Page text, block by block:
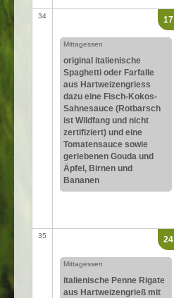
34 17
Mittagessen
original italienische
Spaghetti oder Farfalle
aus Hartweizengriess
dazu eine Fisch-Kokos-
Sahnesauce (Rotbarsch
ist Wildfang und nicht
zertifiziert) und eine
Tomatensauce sowie
geriebenen Gouda und
Äpfel, Birnen und
Bananen
35 24
Mittagessen
italienische Penne Rigate
aus Hartweizengrieß mit